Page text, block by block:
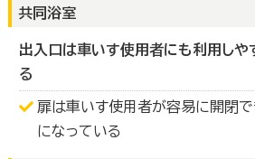
共同浴室
出入口は車いす使用者にも利用しや
る
扉は車いす使用者が容易に開閉
になっている